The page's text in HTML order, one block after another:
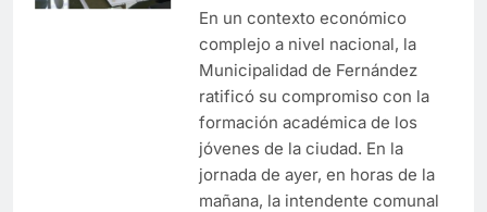
En un contexto económico
complejo a nivel nacional, la
Municipalidad de Fernández
ratificó su compromiso con la
formación académica de los
jóvenes de la ciudad. En la
jornada de ayer, en horas de la
mañana, la intendente comunal